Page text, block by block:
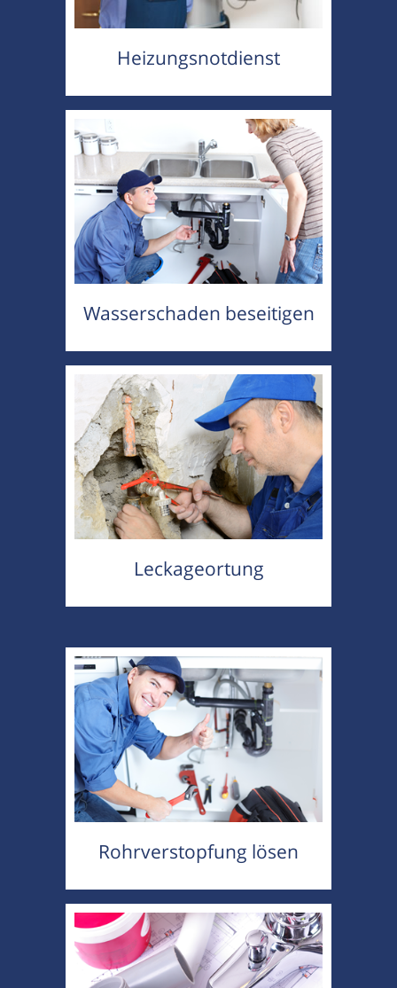
Heizungsnotdienst
Wasserschaden beseitigen
Leckageortung
Rohrverstopfung lösen